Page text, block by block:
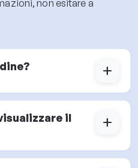
non esitare a
add
il
add